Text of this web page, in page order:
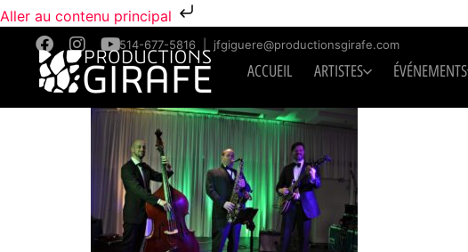
Aller au contenu principal
514-677-5816 jfgiguere@productionsgirafe.com
ACCUEIL ARTISTES ÉVÉNEMENTS